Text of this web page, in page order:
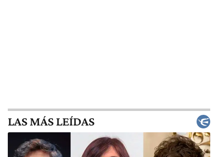
LAS MÁS LEÍDAS